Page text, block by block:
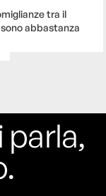
tra il
abbastanza
parla,